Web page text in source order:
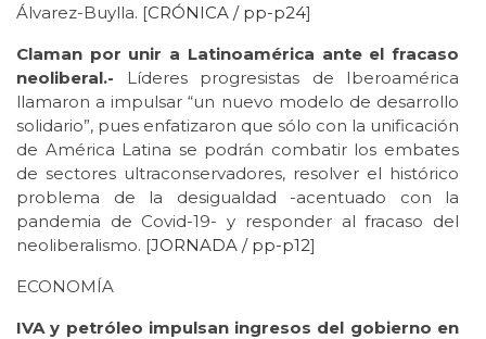
Álvarez-Buylla. [CRÓNICA / pp-p24]
Claman por unir a Latinoamérica ante el fracaso
neoliberal.- Líderes progresistas de Iberoamérica
llamaron a impulsar “un nuevo modelo de desarrollo
solidario”, pues enfatizaron que sólo con la unificación
de América Latina se podrán combatir los embates
de sectores ultraconservadores, resolver el histórico
problema de la desigualdad -acentuado con la
pandemia de Covid-19- y responder al fracaso del
neoliberalismo. [JORNADA / pp-p12]
ECONOMÍA
IVA y petróleo impulsan ingresos del gobierno en